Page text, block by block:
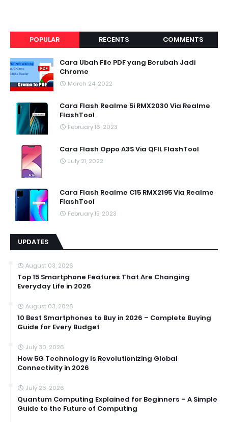
POPULAR RECENTS COMMENTS
Cara Ubah File PDF yang Berubah Jadi
Chrome
March 24, 2022
Cara Flash Realme 5i RMX2030 Via Realme
FlashTool
February 16, 2023
Cara Flash Oppo A3S Via QFIL FlashTool
July 21, 2022
Cara Flash Realme C15 RMX2195 Via Realme
FlashTool
February 15, 2023
UPDATES
August 03, 2026
Top 15 Smartphone Features That Are Changing
Everyday Life in 2026
August 03, 2026
10 Best Smartphones to Buy in 2026 – Complete Buying
Guide for Every Budget
July 30, 2026
How 5G Technology Is Revolutionizing Global
Connectivity in 2026
July 26, 2026
Quantum Computing Explained for Beginners – A Simple
Guide to the Future of Computing